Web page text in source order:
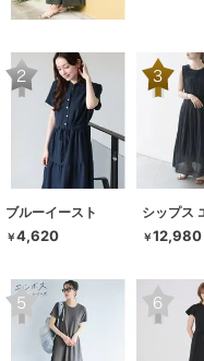
ブルーイースト
￥4,620
シップス
￥12,980